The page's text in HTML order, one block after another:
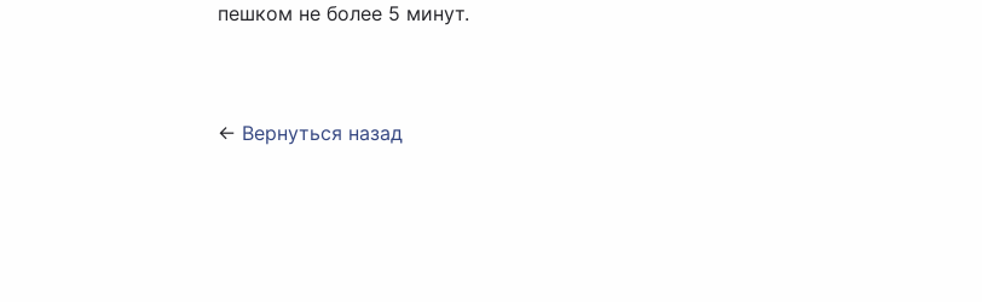
пешком не более 5 минут.
← Вернуться назад